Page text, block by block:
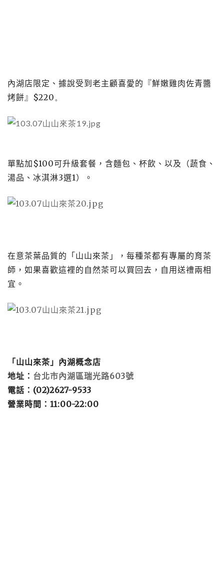
內湖店限定、據說受到老主顧喜愛的『鮮嫩雞肉佐青醬
烤餅』 $220。
單點加 $100可升級套餐，含麵包、杯飲、以及（蔬食、
湯品、冰淇淋3選1）。
在意茶葉品質的「山山來茶」，每種茶都有專屬的育茶
師，如果喜歡這裡的自然茶可以買回去，自用送禮兩相
宜。
「山山來茶」內湖概念店
地址： 台北市內湖區瑞光路603號
電話： (02)2627-9533
營業時間： 11:00-22:00